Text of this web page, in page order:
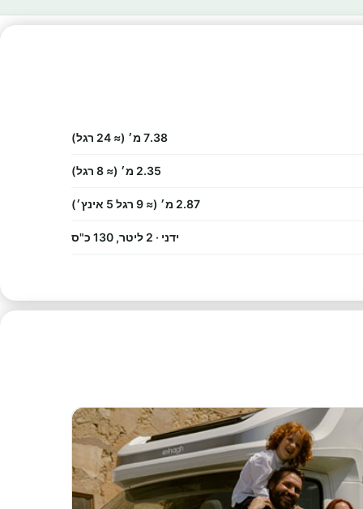
7.38 מ׳ (≈ 24 רגל)
2.35 מ׳ (≈ 8 רגל)
2.87 מ׳ (≈ 9 רגל 5 אינץ׳)
ידני · 2 ליטר, 130 כ"ס